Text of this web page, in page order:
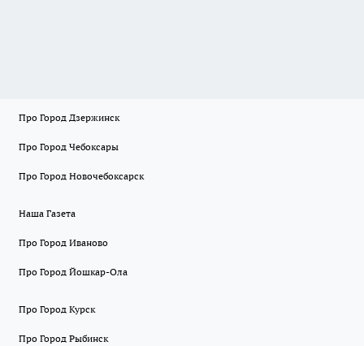
Про Город Дзержинск
Про Город Чебоксары
Про Город Новочебоксарск
Наша Газета
Про Город Иваново
Про Город Йошкар-Ола
Про Город Курск
Про Город Рыбинск